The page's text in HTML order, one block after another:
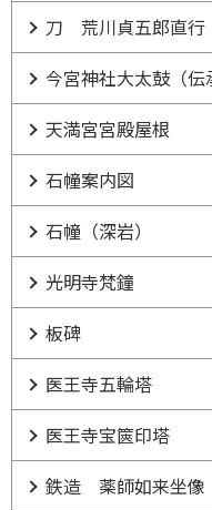
刀 荒川貞五郎直行
今宮神社大太鼓（伝
天満宮宮殿屋根
石幢案内図
石幢（深岩）
光明寺梵鐘
板碑
医王寺五輪塔
医王寺宝篋印塔
鉄造 薬師如来坐像